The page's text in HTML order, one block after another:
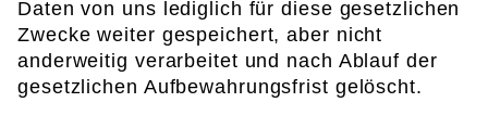
Daten von uns lediglich für diese gesetzlichen
Zwecke weiter gespeichert, aber nicht
anderweitig verarbeitet und nach Ablauf der
gesetzlichen Aufbewahrungsfrist gelöscht.